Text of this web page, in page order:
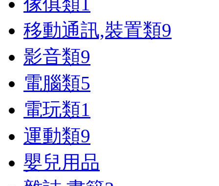
移動通訊,裝置類9
影音類9
電腦類5
電玩類1
運動類9
嬰兒用品